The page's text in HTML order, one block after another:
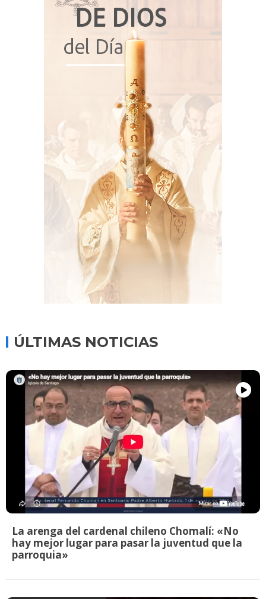
ÚLTIMAS NOTICIAS
La arenga del cardenal chileno Chomalí: «No
hay mejor lugar para pasar la juventud que la
parroquia»